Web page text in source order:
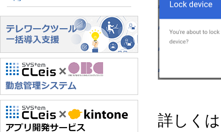
詳しく